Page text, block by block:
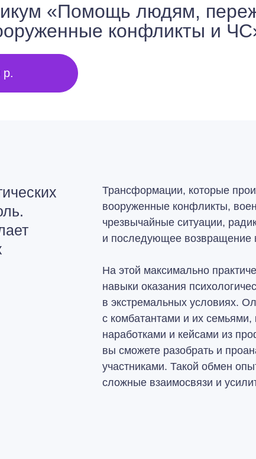
«Помощь людям,
конфликты и
р.
Трансформации, которые
вооруженные конфликты,
чрезвычайные ситуации,
и последующее возвращение
На этой максимально
навыки оказания
в экстремальных условиях.
с комбатантами и их
наработками и кейсами из
вы сможете разобрать и
участниками. Такой обмен
сложные взаимосвязи и